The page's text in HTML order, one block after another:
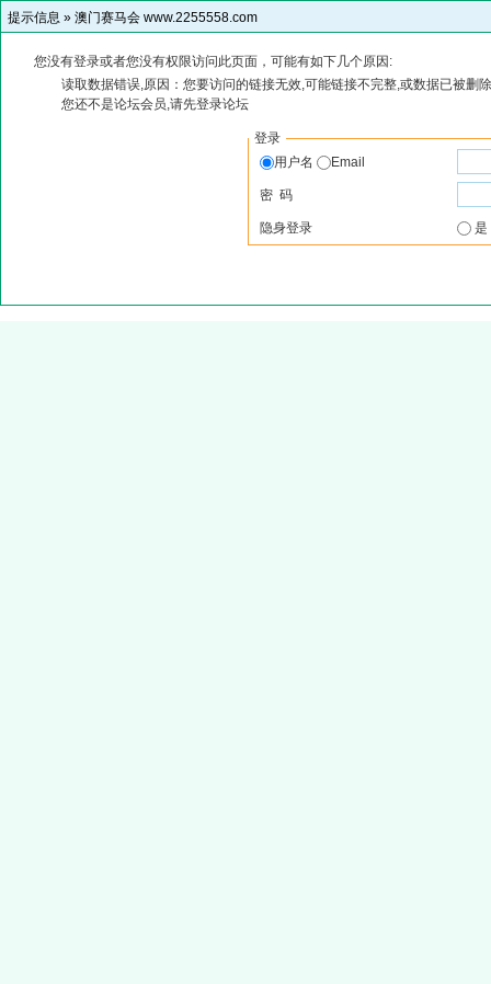
提示信息 » 澳门赛马会 www.2255558.com
您没有登录或者您没有权限访问此页面，可能有如下几个原因:
读取数据错误,原因：您要访问的链接无效,可能链接不完整,或数据已被删
您还不是论坛会员,请先登录论坛
登录
用户名
Email
密 码
隐身登录